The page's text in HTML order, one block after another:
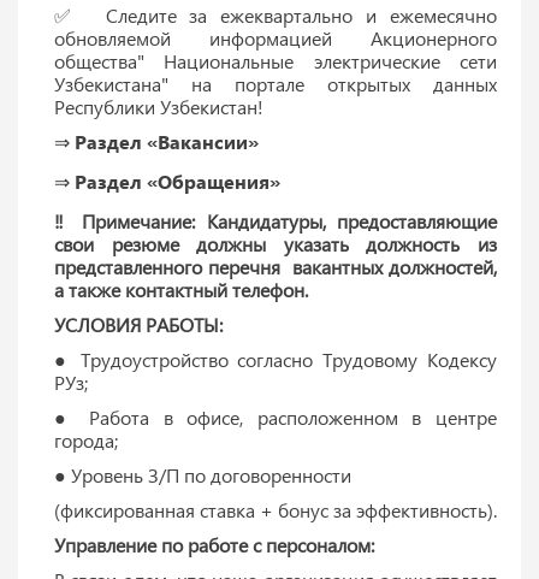
✅ Следите за ежеквартально и ежемесячно
обновляемой информацией Акционерного
общества" Национальные электрические сети
Узбекистана" на портале открытых данных
Республики Узбекистан!
⇒ Раздел «Вакансии»
⇒ Раздел «Обращения»
‼ Примечание: Кандидатуры, предоставляющие
свои резюме должны указать должность из
представленного перечня вакантных должностей,
а также контактный телефон.
УСЛОВИЯ РАБОТЫ:
● Трудоустройство согласно Трудовому Кодексу
РУз;
● Работа в офисе, расположенном в центре
города;
● Уровень З/П по договоренности
(фиксированная ставка + бонус за эффективность).
Управление по работе с персоналом: